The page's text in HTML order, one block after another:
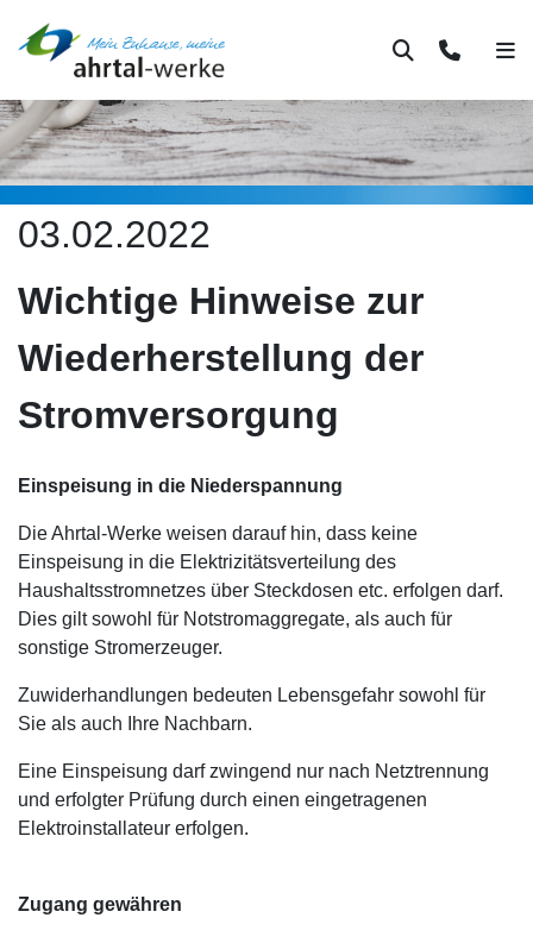
SucheKontakt
03.02.2022
Wichtige Hinweise zur
Wiederherstellung der
Stromversorgung
Einspeisung in die Niederspannung
Die Ahrtal-Werke weisen darauf hin, dass keine
Einspeisung in die Elektrizitätsverteilung des
Haushaltsstromnetzes über Steckdosen etc. erfolgen darf.
Dies gilt sowohl für Notstromaggregate, als auch für
sonstige Stromerzeuger.
Zuwiderhandlungen bedeuten Lebensgefahr sowohl für
Sie als auch Ihre Nachbarn.
Eine Einspeisung darf zwingend nur nach Netztrennung
und erfolgter Prüfung durch einen eingetragenen
Elektroinstallateur erfolgen.
Zugang gewähren